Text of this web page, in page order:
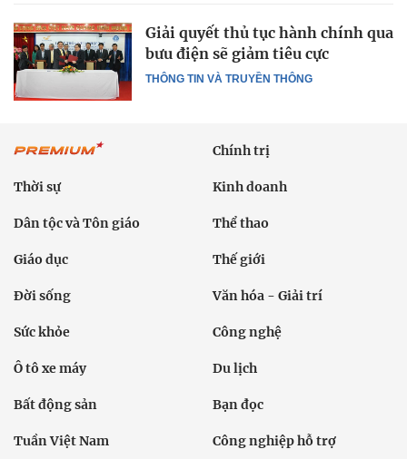
THÔNG TIN VÀ TRUYỀN THÔNG
Giải quyết thủ tục hành chính qua
bưu điện sẽ giảm tiêu cực
Chính trị
Thời sự Kinh doanh
Dân tộc và Tôn giáo Thể thao
Giáo dục Thế giới
Đời sống Văn hóa - Giải trí
Sức khỏe Công nghệ
Ô tô xe máy Du lịch
Bất động sản Bạn đọc
Tuần Việt Nam Công nghiệp hỗ trợ